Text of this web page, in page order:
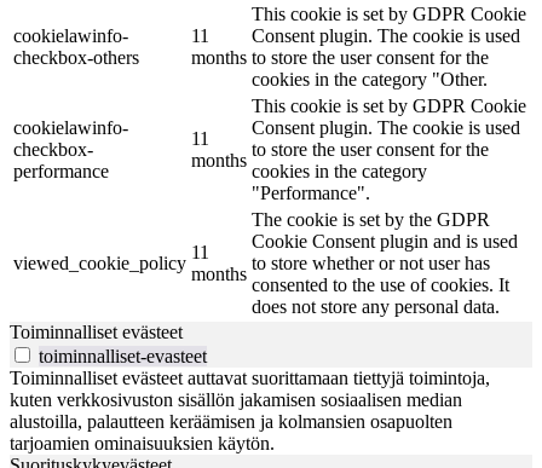
cookielawinfo-
checkbox-others
11
months
This cookie is set by GDPR Cookie
Consent plugin. The cookie is used
to store the user consent for the
cookies in the category "Other.
cookielawinfo-
checkbox-
performance
11
months
This cookie is set by GDPR Cookie
Consent plugin. The cookie is used
to store the user consent for the
cookies in the category
"Performance".
viewed_cookie_policy
11
months
The cookie is set by the GDPR
Cookie Consent plugin and is used
to store whether or not user has
consented to the use of cookies. It
does not store any personal data.
Toiminnalliset evästeet
toiminnalliset-evasteet
Toiminnalliset evästeet auttavat suorittamaan tiettyjä toimintoja,
kuten verkkosivuston sisällön jakamisen sosiaalisen median
alustoilla, palautteen keräämisen ja kolmansien osapuolten
tarjoamien ominaisuuksien käytön.